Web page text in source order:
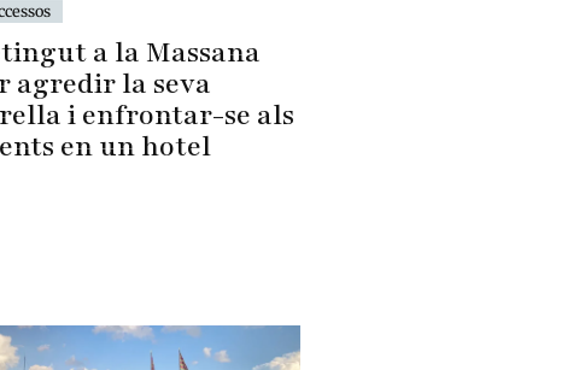
a la Massana
agredir la seva
i enfrontar-se als
en un hotel